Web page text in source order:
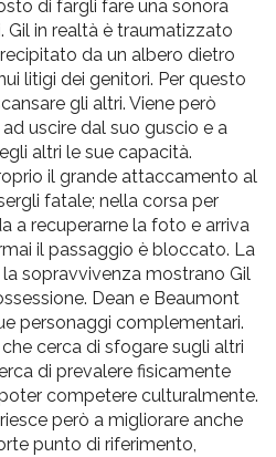
di fargli fare una sonora
in realtà è traumatizzato
da un albero dietro
litigi dei genitori. Per questo
gli altri. Viene però
uscire dal suo guscio e a
altri le sue capacità.
il grande attaccamento al
fatale; nella corsa per
a recuperarne la foto e arriva
il passaggio è bloccato. La
sopravvivenza mostrano Gil
Dean e Beaumont
personaggi complementari.
cerca di sfogare sugli altri
di prevalere fisicamente
competere culturalmente.
però a migliorare anche
punto di riferimento,